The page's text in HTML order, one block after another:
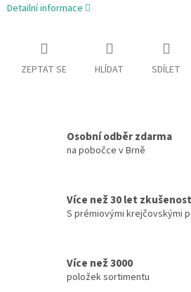
Detailní informace
ZEPTAT SE HLÍDAT SDÍLET
Osobní odběr zdarma
na pobočce v Brně
Více než 30 let
S prémiovými krejčovskými
Více než 3000
položek sortimentu